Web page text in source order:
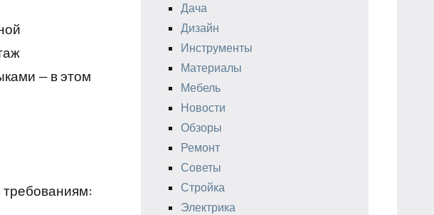
— в этом
требованиям:
Дача
Дизайн
Инструменты
Материалы
Мебель
Новости
Обзоры
Ремонт
Советы
Стройка
Электрика